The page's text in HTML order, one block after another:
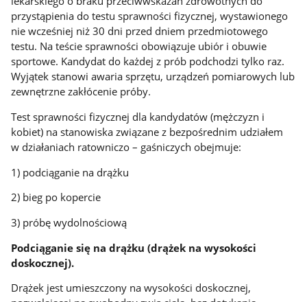
przystąpienia do testu sprawności fizycznej, wystawionego
nie wcześniej niż 30 dni przed dniem przedmiotowego
testu. Na teście sprawności obowiązuje ubiór i obuwie
sportowe. Kandydat do każdej z prób podchodzi tylko raz.
Wyjątek stanowi awaria sprzętu, urządzeń pomiarowych lub
zewnętrzne zakłócenie próby.
Test sprawności fizycznej dla kandydatów (mężczyzn i
kobiet) na stanowiska związane z bezpośrednim udziałem
w działaniach ratowniczo – gaśniczych obejmuje:
1) podciąganie na drążku
2) bieg po kopercie
3) próbę wydolnościową
Podciąganie się na drążku (drążek na wysokości
doskocznej).
Drążek jest umieszczony na wysokości doskocznej,